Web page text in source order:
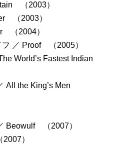
（2003）
（2003）
（2004）
／ Proof （2005）
World’s Fastest Indian
All the King’s Men
Beowulf （2007）
）